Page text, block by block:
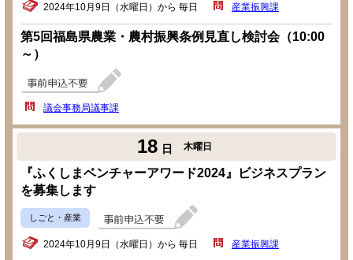
2024年10月9日（水曜日）から 毎日 産業振興課
第5回福島県農業・農村振興条例見直し検討会（10:00
～）
議会事務局議事課
18 日 木曜日
『ふくしまベンチャーアワード2024』ビジネスプラン
を募集します
しごと・産業
2024年10月9日（水曜日）から 毎日 産業振興課